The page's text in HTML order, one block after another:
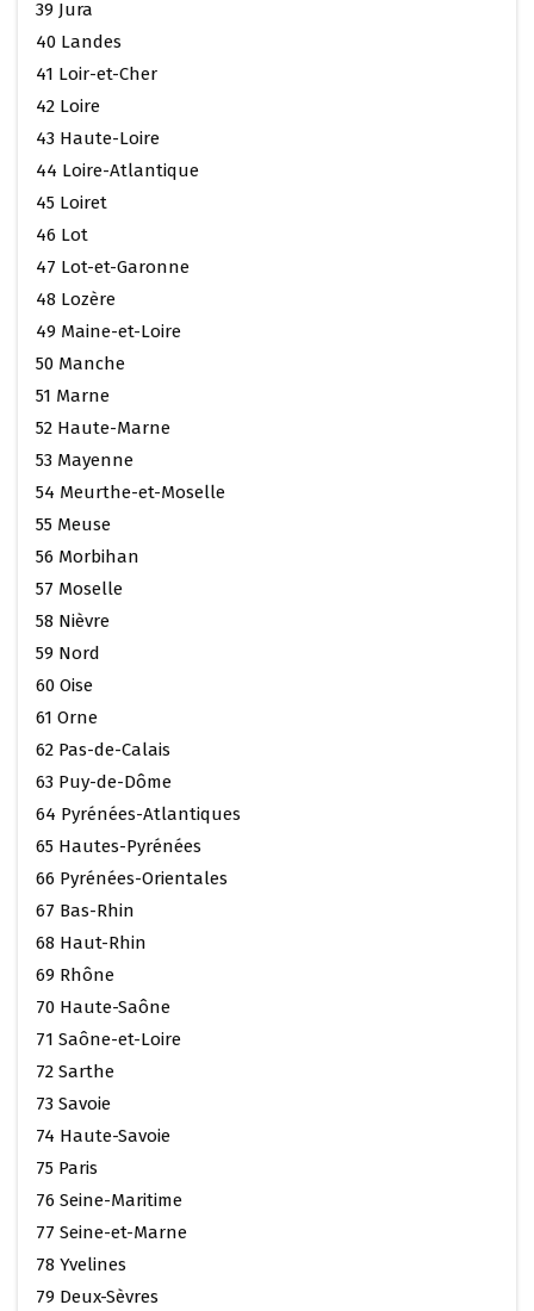
39 Jura
40 Landes
41 Loir-et-Cher
42 Loire
43 Haute-Loire
44 Loire-Atlantique
45 Loiret
46 Lot
47 Lot-et-Garonne
48 Lozère
49 Maine-et-Loire
50 Manche
51 Marne
52 Haute-Marne
53 Mayenne
54 Meurthe-et-Moselle
55 Meuse
56 Morbihan
57 Moselle
58 Nièvre
59 Nord
60 Oise
61 Orne
62 Pas-de-Calais
63 Puy-de-Dôme
64 Pyrénées-Atlantiques
65 Hautes-Pyrénées
66 Pyrénées-Orientales
67 Bas-Rhin
68 Haut-Rhin
69 Rhône
70 Haute-Saône
71 Saône-et-Loire
72 Sarthe
73 Savoie
74 Haute-Savoie
75 Paris
76 Seine-Maritime
77 Seine-et-Marne
78 Yvelines
79 Deux-Sèvres